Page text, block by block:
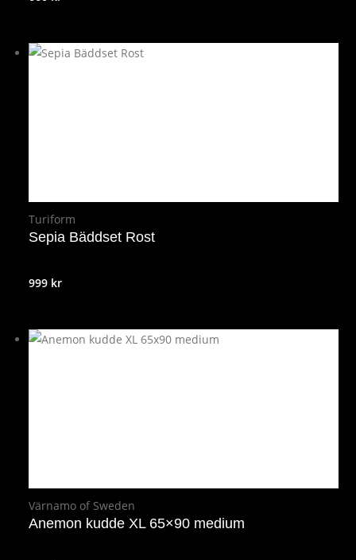
Turiform
Sepia Bäddset Rost
999 kr
Värnamo of Sweden
Anemon kudde XL 65×90 medium